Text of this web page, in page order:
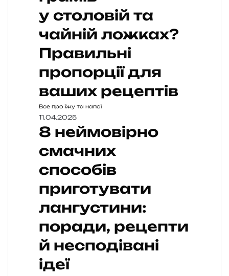
у столовій та
чайній ложках?
Правильні
пропорції для
ваших рецептів
Все про їжу та напої
11.04.2025
8 неймовірно
смачних
способів
приготувати
лангустини:
поради, рецепти
й несподівані
ідеї